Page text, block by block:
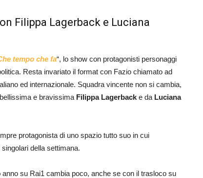
Filippa Lagerback e Luciana
tempo che fa“, lo show con protagonisti personaggi
Resta invariato il format con Fazio chiamato ad
ed internazionale. Squadra vincente non si cambia,
e bravissima Filippa Lagerback e da Luciana
protagonista di uno spazio tutto suo in cui
della settimana.
su Rai1 cambia poco, anche se con il trasloco su